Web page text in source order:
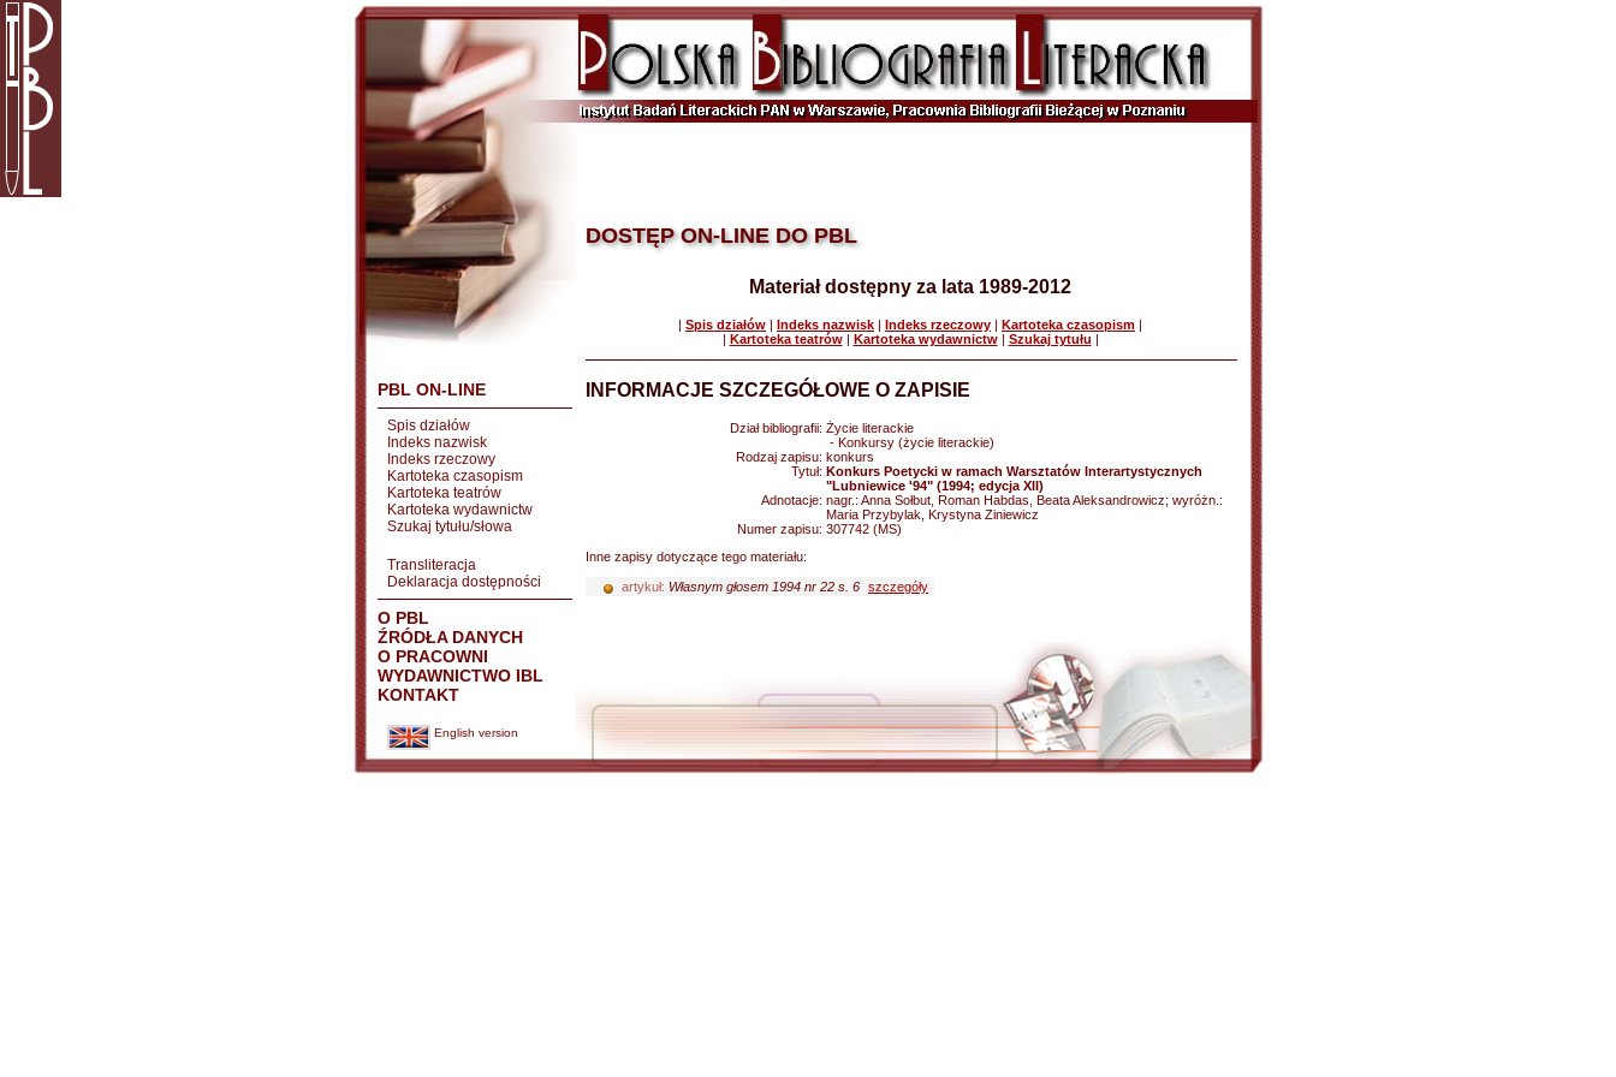
PBL ON-LINE
Spis działów
Indeks nazwisk
Indeks rzeczowy
Kartoteka czasopism
Kartoteka teatrów
Kartoteka wydawnictw
Szukaj tytułu/słowa
Transliteracja
Deklaracja dostępności
O PBL
ŹRÓDŁA DANYCH
O PRACOWNI
WYDAWNICTWO IBL
KONTAKT
English version
DOSTĘP ON-LINE DO PBL
Materiał dostępny za lata 1989-2012
| Spis działów | Indeks nazwisk | Indeks rzeczowy | Kartoteka czasopism |
| Kartoteka teatrów| Kartoteka wydawnictw| Szukaj tytułu |
INFORMACJE SZCZEGÓŁOWE O ZAPISIE
Dział bibliografii: Życie literackie
- Konkursy (życie literackie)
Rodzaj zapisu: konkurs
Tytuł: Konkurs Poetycki w ramach Warsztatów Interartystycznych
"Lubniewice '94" (1994; edycja XII)
Adnotacje: nagr.: Anna Sołbut, Roman Habdas, Beata Aleksandrowicz; wyróżn.:
Maria Przybylak, Krystyna Ziniewicz
Numer zapisu: 307742 (MS)
Inne zapisy dotyczące tego materiału:
artykuł: Własnym głosem 1994 nr 22 s. 6 szczegóły